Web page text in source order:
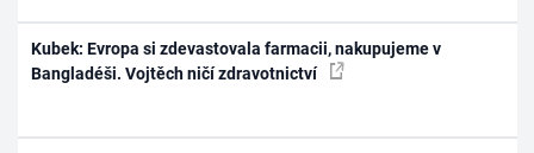
Kubek: Evropa si zdevastovala farmacii, nakupujeme v
Bangladéši. Vojtěch ničí zdravotnictví